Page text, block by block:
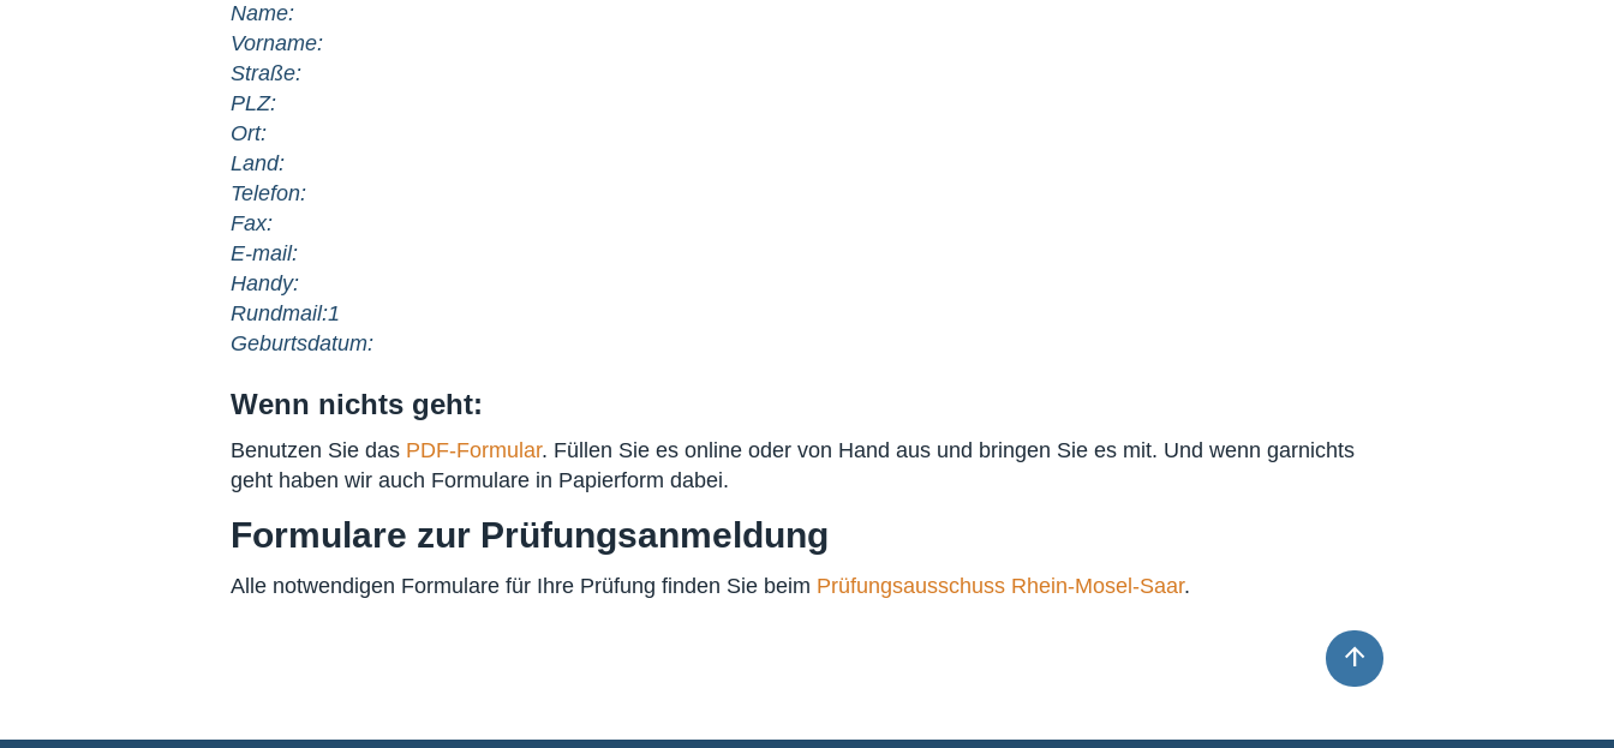
Name:
Vorname:
Straße:
PLZ:
Ort:
Land:
Telefon:
Fax:
E-mail:
Handy:
Rundmail:1
Geburtsdatum:
Wenn nichts geht:
Benutzen Sie das PDF-Formular. Füllen Sie es online oder von Hand aus und bringen Sie es mit. Und wenn garnichts
geht haben wir auch Formulare in Papierform dabei.
Formulare zur Prüfungsanmeldung
Alle notwendigen Formulare für Ihre Prüfung finden Sie beim Prüfungsausschuss Rhein-Mosel-Saar.
arrow_upward